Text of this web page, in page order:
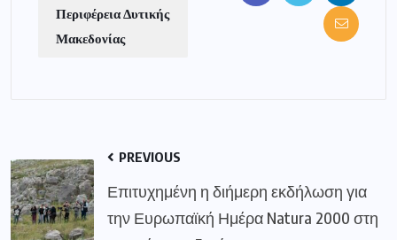
Περιφέρεια Δυτικής
Μακεδονίας
PREVIOUS
Επιτυχημένη η διήμερη εκδήλωση για
την Ευρωπαϊκή Ημέρα Natura 2000 στη